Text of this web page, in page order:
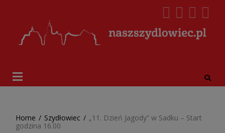
Home / Szydłowiec / „11. Dzień Jagody” w Sadku – Start
godzina 16.00